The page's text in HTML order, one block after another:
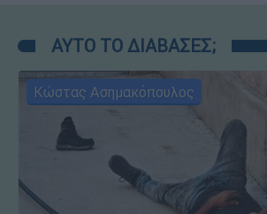
ΑΥΤΟ ΤΟ ΔΙΑΒΑΣΕΣ;
Κώστας Ασημακόπουλος